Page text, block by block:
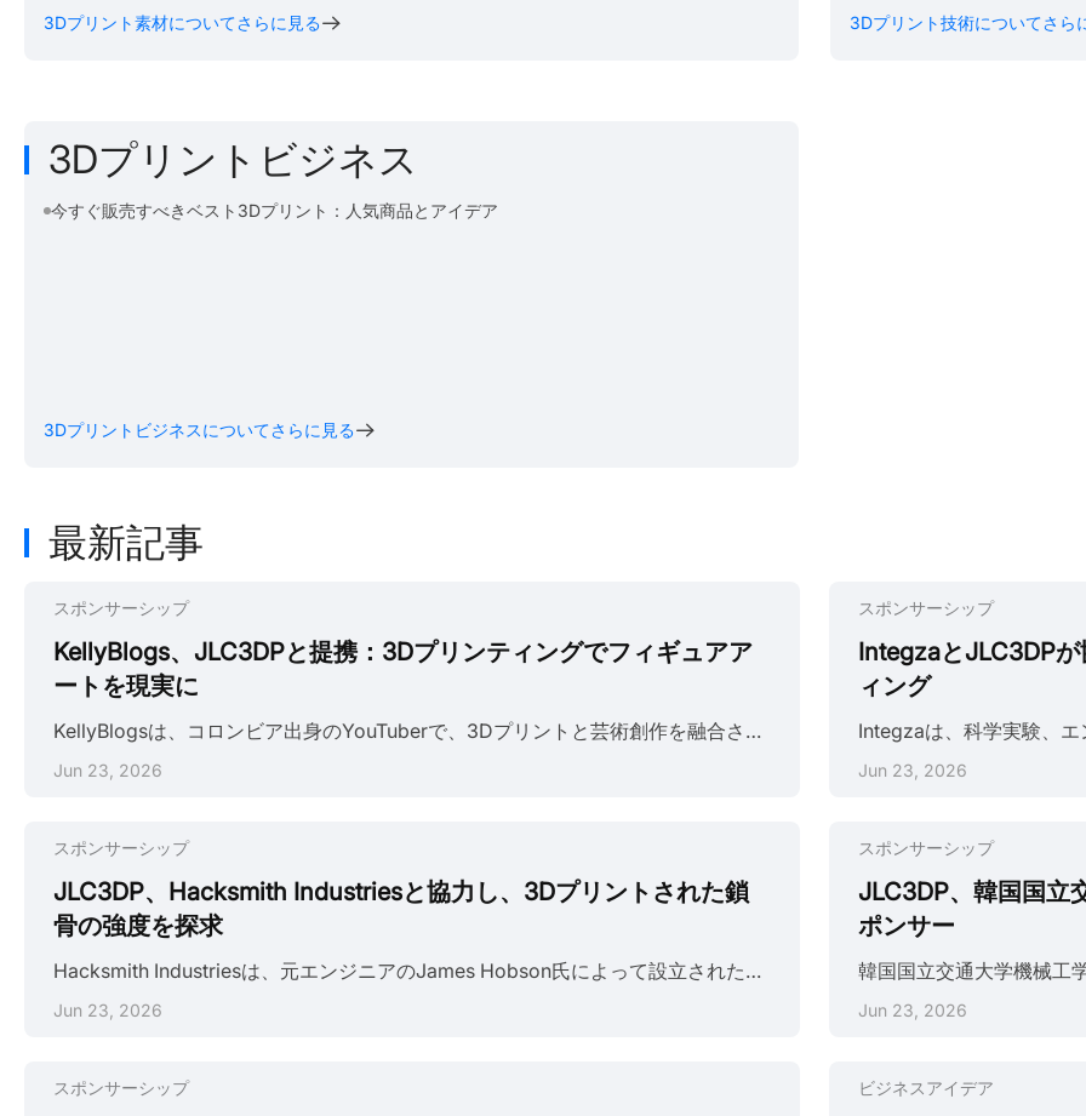
3Dプリント素材についてさらに見る 3Dプリント技術についてさら
3Dプリントビジネス
今すぐ販売すべきベスト3Dプリント：人気商品とアイデア
3Dプリントビジネスについてさらに見る
最新記事
スポンサーシップ
KellyBlogs、JLC3DPと提携：3Dプリンティングでフィギュアア
ートを現実に
KellyBlogsは、コロンビア出身のYouTuberで、3Dプリントと芸術創作を融合させることに注力しています。彼女のブログでは、主に独自の3Dプロジェクトデザインを紹介しています。Kellyはアニメキャラクターモデルの制作に情熱を注ぎ、自身のチャンネルを通じて、芸術的なプロセス、デザインのインスピレーション、そして作品に込められたストーリーを公開しています。 KellyBlogsはJLC3DPと数多くのコラボレーションを実現してきました。KellyはJLC3DPが提供する3Dプリント樹脂パーツを手作業で塗装し、最後に組み立てて接合しました。JLC3DPの高度なSLAプリント工程により、モデルの精度と細部の再現性が保証されています。Kellyは後処理を施すことで、3Dプリントモデルの外観をより洗練させるだけでなく、各フィギュアに独自の個性と独立性を与え、精巧な芸術作品へと昇華させています。 出典: https://www.youtube.com/@kellyblogs 最近のビデオコラボレーションでは、Kellyは日本のアニメ「ドラゴンボール」のキャラクターである孫悟飯の樹脂フィギュアを制作し......
Jun 23, 2026
スポンサーシップ
IntegzaとJLC3DP
ィング
Jun 23, 2026
スポンサーシップ
JLC3DP、Hacksmith Industriesと協力し、3Dプリントされた鎖
骨の強度を探求
Hacksmith Industriesは、元エンジニアのJames Hobson氏によって設立された人気のYouTubeチャンネルです。映画、ビデオゲーム、漫画などの架空のアイデアを現実のプロトタイプに変換することで、多くのフォロワーを獲得しています。熟練したエンジニアやクリエイターからなるチームを擁し、「不可能を可能にする」ことに注力しています。このチャンネルは単なるエンターテイメントではなく、各プロジェクトの背後にある科学と技術を解説しながら、エンジニアリングのプロセスを紹介しています。このアプローチにより、Hacksmith IndustriesはSTEM愛好家、DIY愛好家、そしてエンジニアリングの概念の実用的な応用に興味を持つ人々の拠点となっています。現在、チャンネルの登録者数は1400万人を超え、創造性、テクノロジー、エンジニアリングを独自のエキサイティングな方法で融合させることで、世界中の視聴者にインスピレーションとエンターテイメントを提供し続けています。 出典: https://www.youtube.com/@hacksmith JLC3DPとHacksmith Industr......
Jun 23, 2026
スポンサーシップ
JLC3DP、韓国国立
ポンサー
Jun 23, 2026
スポンサーシップ ビジネスアイデア